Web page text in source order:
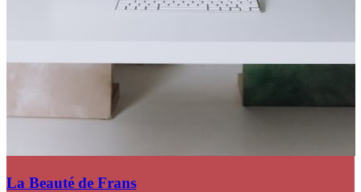
La Beauté de Frans